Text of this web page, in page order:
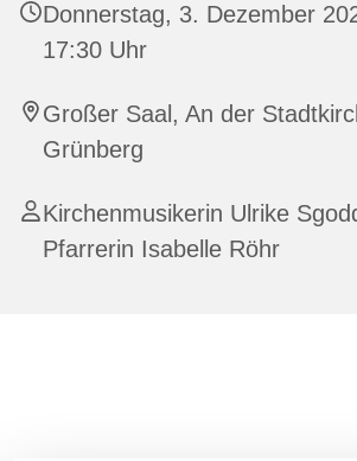
Donnerstag, 3. Dezember
17:30 Uhr
Großer Saal, An der
Grünberg
Kirchenmusikerin Ulrike
Pfarrerin Isabelle Röhr